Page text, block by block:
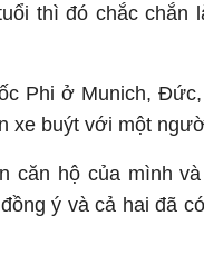
thì đó chắc chắn
Phi ở Munich,
xe buýt với một
căn hộ của mình
ý và cả hai đã